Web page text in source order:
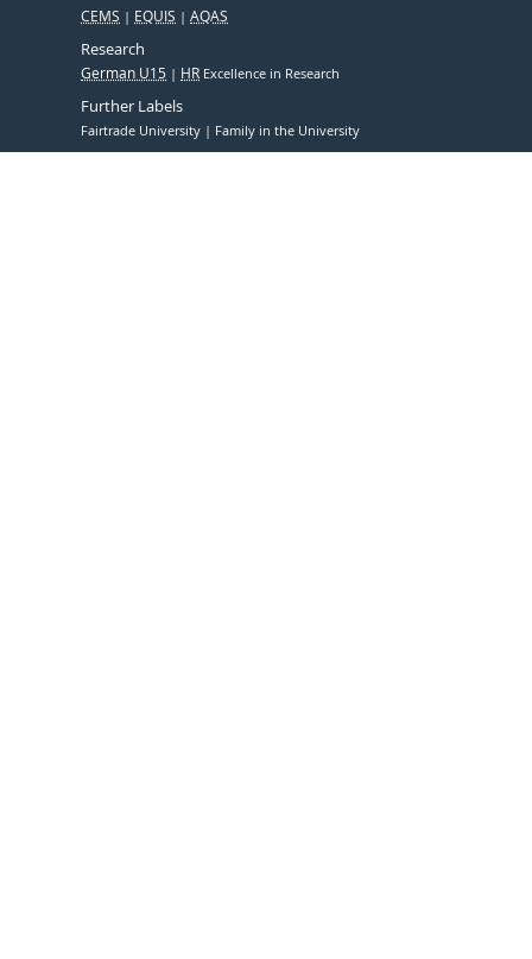
CEMS EQUIS AQAS
Research
German U15 HR Excellence in Research
Further Labels
Fairtrade University Family in the University